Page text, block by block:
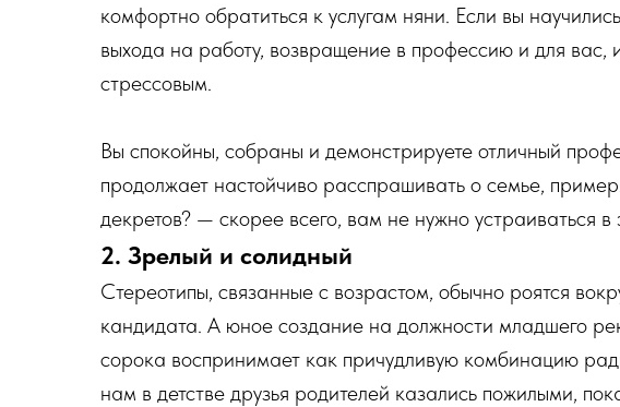
комфортно обратиться к услугам няни. Если вы
выхода на работу, возвращение в профессию и для вас,
стрессовым.
Вы спокойны, собраны и демонстрируете отличный
продолжает настойчиво расспрашивать о семье,
декретов? — скорее всего, вам не нужно устраиваться в
2. Зрелый и солидный
Стереотипы, связанные с возрастом, обычно роятся
кандидата. А юное создание на должности младшего
сорока воспринимает как причудливую комбинацию
нам в детстве друзья родителей казались пожилыми,